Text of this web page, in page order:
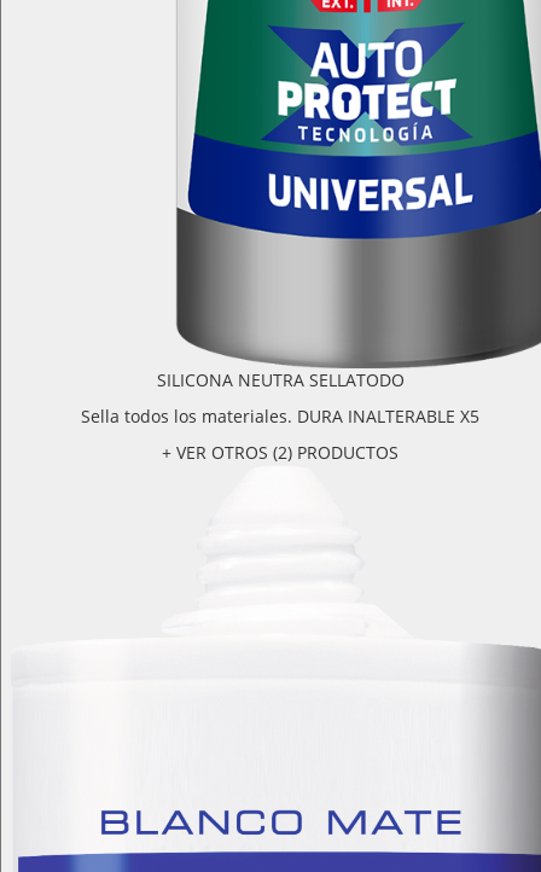
SILICONA NEUTRA SELLATODO
Sella todos los materiales. DURA INALTERABLE X5
+ VER OTROS (2) PRODUCTOS